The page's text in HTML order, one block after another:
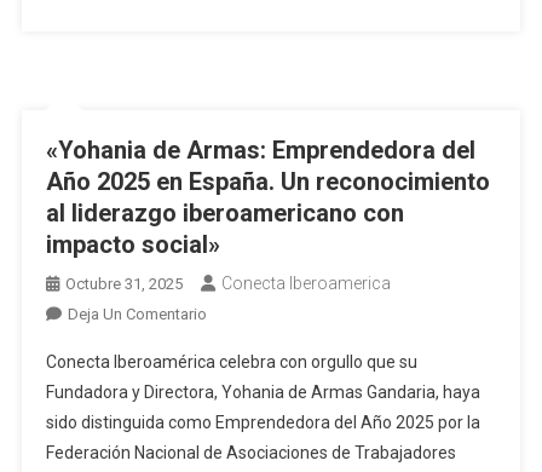
«Yohania de Armas: Emprendedora del
Año 2025 en España. Un reconocimiento
al liderazgo iberoamericano con
impacto social»
Octubre 31, 2025 Conecta Iberoamerica
Deja Un Comentario
Conecta Iberoamérica celebra con orgullo que su
Fundadora y Directora, Yohania de Armas Gandaria, haya
sido distinguida como Emprendedora del Año 2025 por la
Federación Nacional de Asociaciones de Trabajadores